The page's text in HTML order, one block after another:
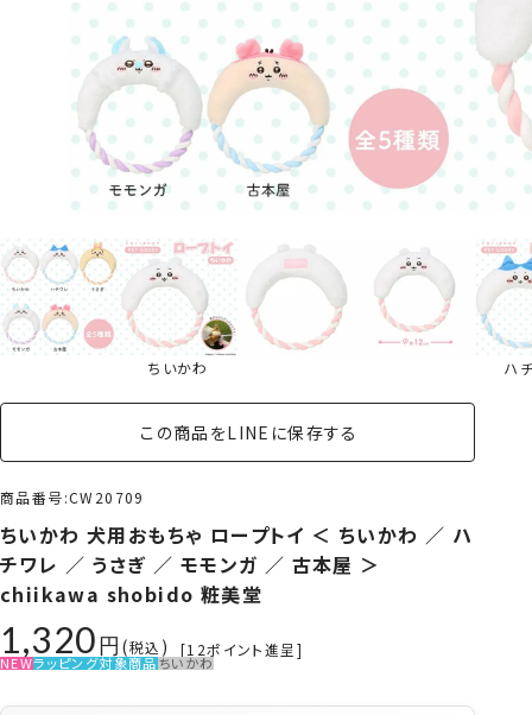
ちいかわ ハ
この商品をLINEに保存する
商品番号 CW20709
ちいかわ 犬用おもちゃ ロープトイ ＜ ちいかわ ／ ハ
チワレ ／ うさぎ ／ モモンガ ／ 古本屋 ＞
chiikawa shobido 粧美堂
1,320 税込 [12ポイント進呈]
NEWラッピング対象商品ちいかわ